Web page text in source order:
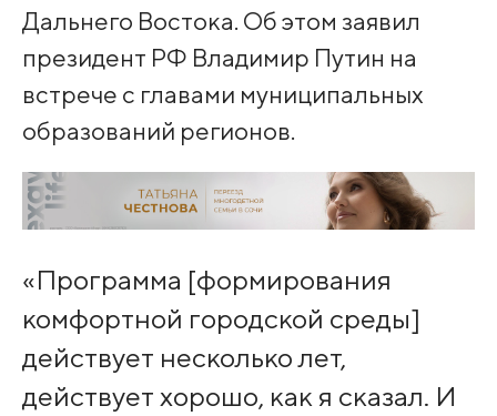
Дальнего Востока. Об этом заявил
президент РФ Владимир Путин на
встрече с главами муниципальных
образований регионов.
«Программа [формирования
комфортной городской среды]
действует несколько лет,
действует хорошо, как я сказал. И